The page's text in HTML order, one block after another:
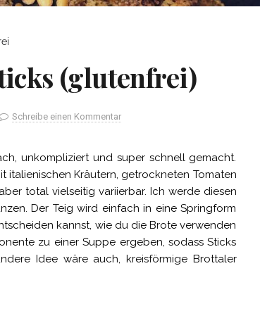
(glutenfrei)
Schreibe einen Kommentar
unkompliziert und super schnell gemacht.
italienischen Kräutern, getrockneten Tomaten
total vielseitig variierbar. Ich werde diesen
Der Teig wird einfach in eine Springform
kannst, wie du die Brote verwenden
zu einer Suppe ergeben, sodass Sticks
Idee wäre auch, kreisförmige Brottaler